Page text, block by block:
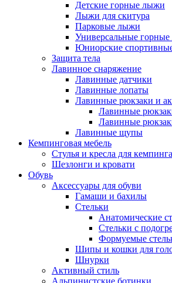
Детские горные лыжи
Лыжи для скитура
Парковые лыжи
Универсальные
Юниорские
Защита тела
Лавинное снаряжение
Лавинные датчики
Лавинные лопаты
Лавинные рюкзаки и
Лавинные
Лавинные
Лавинные щупы
Кемпинговая мебель
Стулья и кресла для кемпинга
Шезлонги и кровати
Обувь
Аксессуары для обуви
Гамаши и бахилы
Стельки
Анатомические
Стельки с
Формуемые
Шипы и кошки для
Шнурки
Активный стиль
Альпинистские ботинки